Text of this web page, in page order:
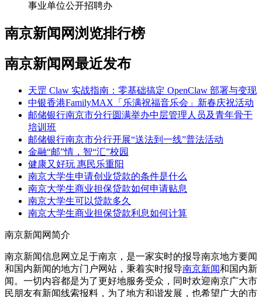
事业单位公开招聘办
南京新闻网浏览排行榜
南京新闻网最近发布
天罡 Claw 实战指南：零基础搞定 OpenClaw 部署与变现
中银香港FamilyMAX「乐满祝福音乐会」新春庆祝活动
邮储银行南京市分行圆满举办中层管理人员及青年骨干
培训班
邮储银行南京市分行开展“送法到一线”普法活动
金融“邮”情，智“汇”校园
健康又好玩 惠民乐重阳
南京大学生申请创业贷款的条件是什么
南京大学生商业担保贷款如何申请贴息
南京大学生可以贷款多久
南京大学生商业担保贷款利息如何计算
南京新闻网简介
南京新闻信息网立足于南京，是一家实时的报导南京地方要闻
和国内新闻的地方门户网站，秉着实时报导南京新闻和国内新
闻。一切内容都是为了更好地服务受众，同时欢迎南京广大市
民朋友有新闻线索报料，为了地方和谐发展，也希望广大的市